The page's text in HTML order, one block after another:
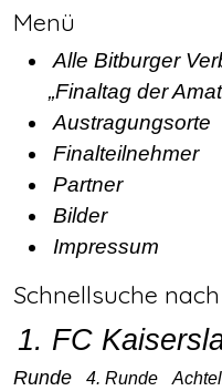
Menü
Alle Bitburger
„Finaltag der
Austragungsorte
Finalteilnehmer
Partner
Bilder
Impressum
Schnellsuche
1. FC
Runde
4. Runde